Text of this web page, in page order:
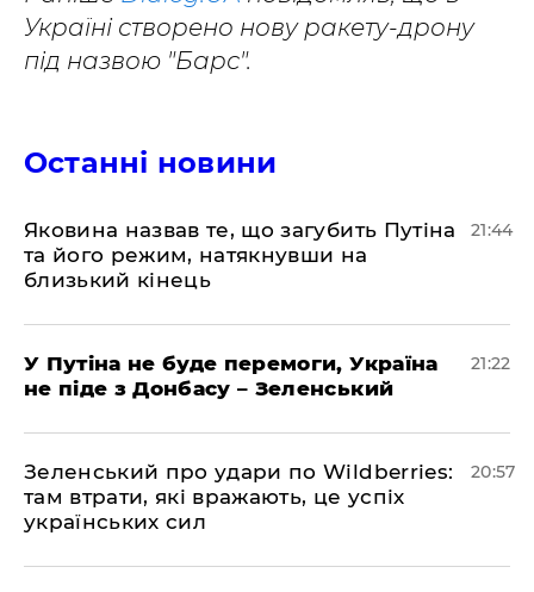
Україні створено нову ракету-дрону
під назвою "Барс".
Останні новини
Яковина назвав те, що загубить Путіна
та його режим, натякнувши на
близький кінець
21:44
У Путіна не буде перемоги, Україна
не піде з Донбасу – Зеленський
21:22
Зеленський про удари по Wildberries:
там втрати, які вражають, це успіх
українських сил
20:57